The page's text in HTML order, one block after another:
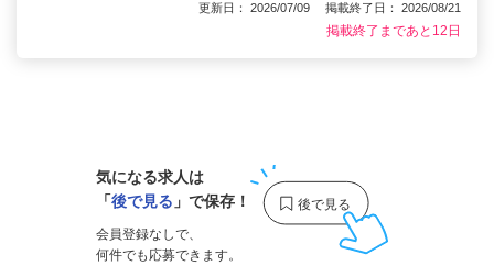
更新日： 2026/07/09 掲載終了日： 2026/08/21
掲載終了まであと12日
気になる求人は
「後で見る 」で保存！
会員登録なしで、
何件でも応募できます。